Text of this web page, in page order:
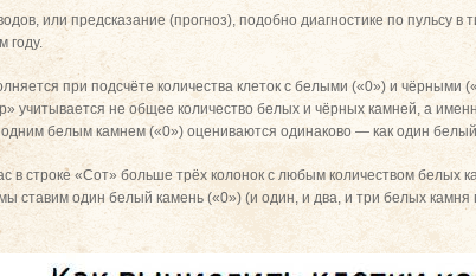
или предсказание (прогноз), подобно диагностике по пульсу в
году.
при подсчёте количества клеток с белыми («0») и чёрными
учитывается не общее количество белых и чёрных камней, а
белым камнем («0») оцениваются одинаково — как один
в строке «Сот» больше трёх колонок с любым количеством белых
ставим один белый камень («0») (и один, и два, и три белых